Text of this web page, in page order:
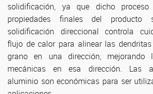
solidificación, ya que dicho
propiedades finales del producto
solidificación direccional controla
flujo de calor para alinear las
grano en una dirección, mejorando
mecánicas en esa dirección. Las
aluminio son económicas para ser